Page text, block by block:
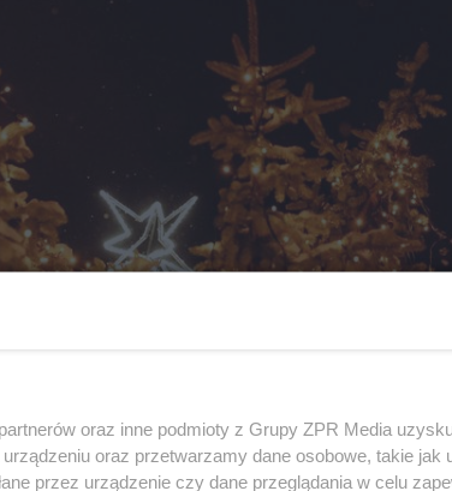
oraz inne podmioty z Grupy ZPR Media
oraz przetwarzamy dane osobowe, takie jak
przez urządzenie czy dane przeglądania w celu